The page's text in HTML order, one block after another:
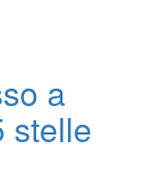
a
stelle